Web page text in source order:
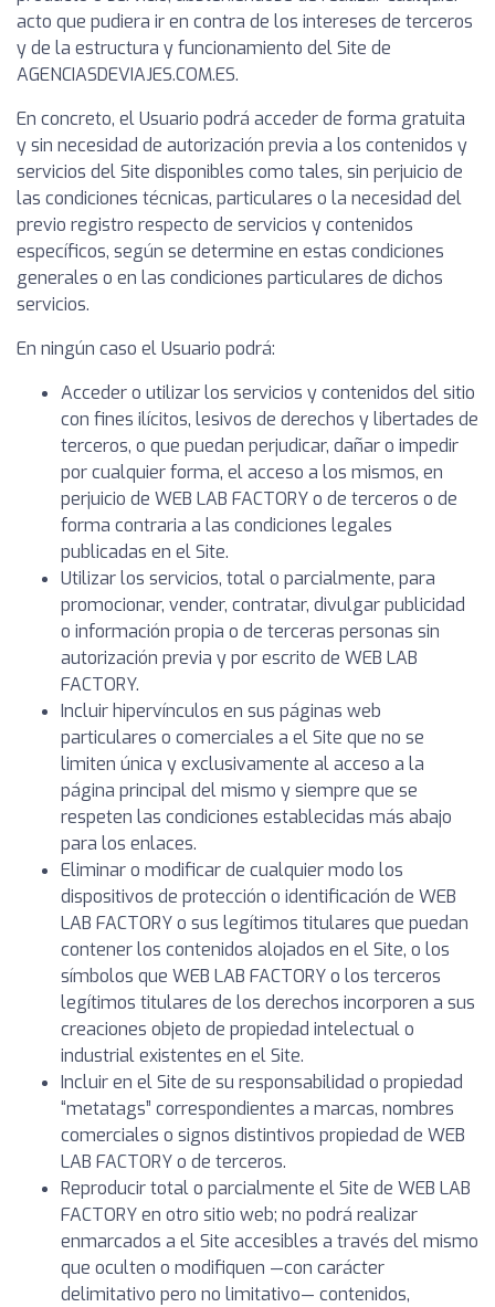
acto que pudiera ir en contra de los intereses de terceros
y de la estructura y funcionamiento del Site de
AGENCIASDEVIAJES.COM.ES.
En concreto, el Usuario podrá acceder de forma gratuita
y sin necesidad de autorización previa a los contenidos y
servicios del Site disponibles como tales, sin perjuicio de
las condiciones técnicas, particulares o la necesidad del
previo registro respecto de servicios y contenidos
específicos, según se determine en estas condiciones
generales o en las condiciones particulares de dichos
servicios.
En ningún caso el Usuario podrá:
Acceder o utilizar los servicios y contenidos del sitio
con fines ilícitos, lesivos de derechos y libertades de
terceros, o que puedan perjudicar, dañar o impedir
por cualquier forma, el acceso a los mismos, en
perjuicio de WEB LAB FACTORY o de terceros o de
forma contraria a las condiciones legales
publicadas en el Site.
Utilizar los servicios, total o parcialmente, para
promocionar, vender, contratar, divulgar publicidad
o información propia o de terceras personas sin
autorización previa y por escrito de WEB LAB
FACTORY.
Incluir hipervínculos en sus páginas web
particulares o comerciales a el Site que no se
limiten única y exclusivamente al acceso a la
página principal del mismo y siempre que se
respeten las condiciones establecidas más abajo
para los enlaces.
Eliminar o modificar de cualquier modo los
dispositivos de protección o identificación de WEB
LAB FACTORY o sus legítimos titulares que puedan
contener los contenidos alojados en el Site, o los
símbolos que WEB LAB FACTORY o los terceros
legítimos titulares de los derechos incorporen a sus
creaciones objeto de propiedad intelectual o
industrial existentes en el Site.
Incluir en el Site de su responsabilidad o propiedad
“metatags” correspondientes a marcas, nombres
comerciales o signos distintivos propiedad de WEB
LAB FACTORY o de terceros.
Reproducir total o parcialmente el Site de WEB LAB
FACTORY en otro sitio web; no podrá realizar
enmarcados a el Site accesibles a través del mismo
que oculten o modifiquen —con carácter
delimitativo pero no limitativo— contenidos,